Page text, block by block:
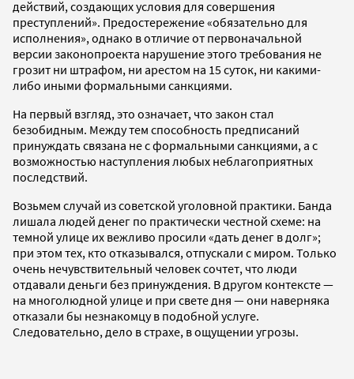
действий, создающих условия для совершения
преступлений». Предостережение «обязательно для
исполнения», однако в отличие от первоначальной
версии законопроекта нарушение этого требования не
грозит ни штрафом, ни арестом на 15 суток, ни какими-
либо иными формальными санкциями.
На первый взгляд, это означает, что закон стал
безобидным. Между тем способность предписаний
принуждать связана не с формальными санкциями, а с
возможностью наступления любых неблагоприятных
последствий.
Возьмем случай из советской уголовной практики. Банда
лишала людей денег по практически честной схеме: на
темной улице их вежливо просили «дать денег в долг»;
при этом тех, кто отказывался, отпускали с миром. Только
очень нечувствительный человек сочтет, что люди
отдавали деньги без принуждения. В другом контексте —
на многолюдной улице и при свете дня — они наверняка
отказали бы незнакомцу в подобной услуге.
Следовательно, дело в страхе, в ощущении угрозы.